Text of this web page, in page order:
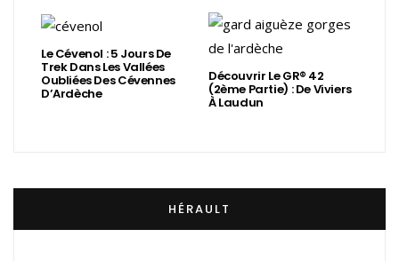
Le Cévenol : 5 Jours De
Trek Dans Les Vallées
Oubliées Des Cévennes
D’Ardèche
Découvrir Le GR® 42
(2ème Partie) : De Viviers
À Laudun
HÉRAULT